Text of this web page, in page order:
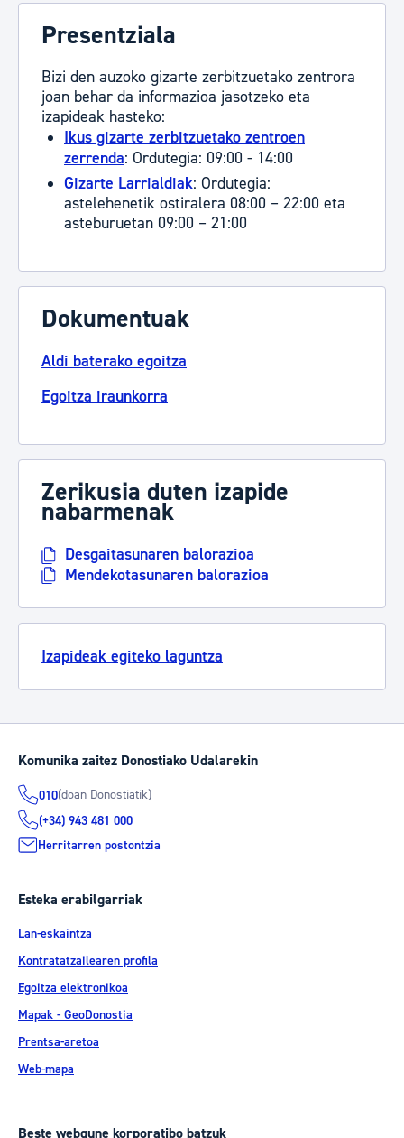
Presentziala
Bizi den auzoko gizarte zerbitzuetako zentrora
joan behar da informazioa jasotzeko eta
izapideak hasteko:
Ikus gizarte zerbitzuetako zentroen
zerrenda: Ordutegia: 09:00 - 14:00
Gizarte Larrialdiak: Ordutegia:
astelehenetik ostiralera 08:00 – 22:00 eta
asteburuetan 09:00 – 21:00
Dokumentuak
Aldi baterako egoitza
Egoitza iraunkorra
Zerikusia duten izapide
nabarmenak
Desgaitasunaren balorazioa
Mendekotasunaren balorazioa
Izapideak egiteko laguntza
Komunika zaitez Donostiako Udalarekin
010(doan Donostiatik)
(+34) 943 481 000
Herritarren postontzia
Esteka erabilgarriak
Lan-eskaintza
Kontratatzailearen profila
Egoitza elektronikoa
Mapak - GeoDonostia
Prentsa-aretoa
Web-mapa
Beste webgune korporatibo batzuk